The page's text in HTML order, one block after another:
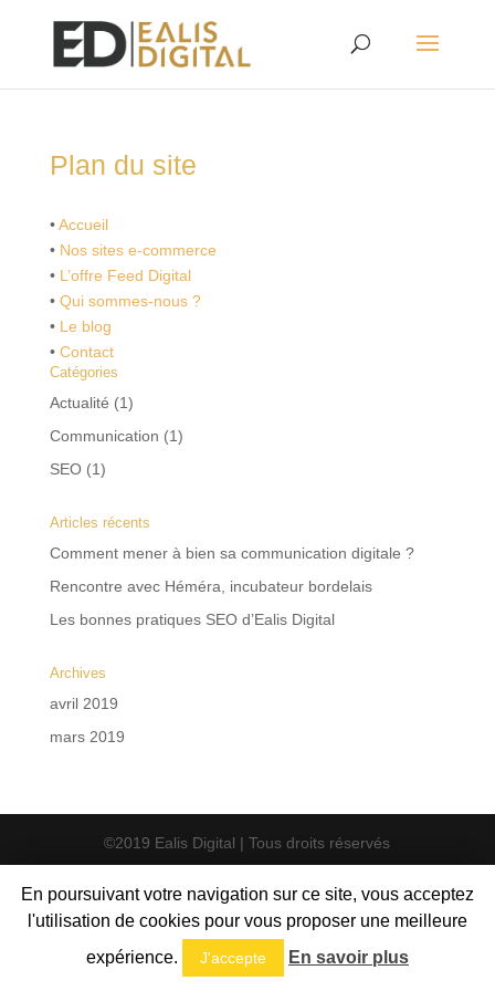
Plan du site
•Accueil
• Nos sites e-commerce
• L’offre Feed Digital
• Qui sommes-nous ?
• Le blog
• Contact
Catégories
Actualité (1)
Communication (1)
SEO(1)
Articles récents
Comment mener à bien sa communication digitale ?
Rencontre avec Héméra, incubateur bordelais
Les bonnes pratiques SEO d’Ealis Digital
Archives
avril 2019
mars 2019
©2019 Ealis Digital | Tous droits réservés
En poursuivant votre navigation sur ce site, vous acceptez
l'utilisation de cookies pour vous proposer une meilleure
expérience.
J'accepte En savoir plus